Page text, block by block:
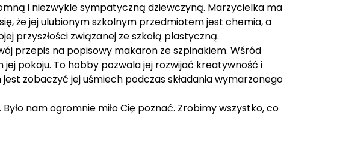
i niezwykle sympatyczną dziewczyną. Marzycielka ma
że jej ulubionym szkolnym przedmiotem jest chemia, a
przyszłości związanej ze szkołą plastyczną.
przepis na popisowy makaron ze szpinakiem. Wśród
jej pokoju. To hobby pozwala jej rozwijać kreatywność i
zobaczyć jej uśmiech podczas składania wymarzonego
nam ogromnie miło Cię poznać. Zrobimy wszystko, co